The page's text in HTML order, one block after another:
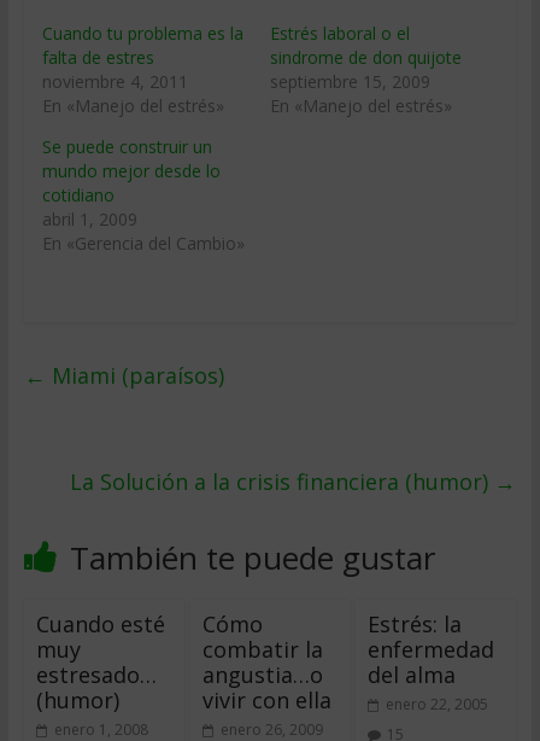
Cuando tu problema es la
falta de estres
noviembre 4, 2011
En «Manejo del estrés»
Estrés laboral o el
sindrome de don quijote
septiembre 15, 2009
En «Manejo del estrés»
Se puede construir un
mundo mejor desde lo
cotidiano
abril 1, 2009
En «Gerencia del Cambio»
← Miami (paraísos)
La Solución a la crisis financiera (humor) →
También te puede gustar
Cuando esté
muy
estresado…
(humor)
enero 1, 2008
Cómo
combatir la
angustia…o
vivir con ella
enero 26, 2009
Estrés: la
enfermedad
del alma
enero 22, 2005
15